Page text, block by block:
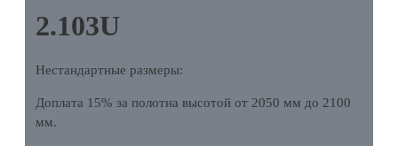
2.103U
Нестандартные размеры:
Доплата 15% за полотна высотой от 2050 мм до 2100
мм.